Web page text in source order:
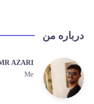
درباره من
AZARI
Me